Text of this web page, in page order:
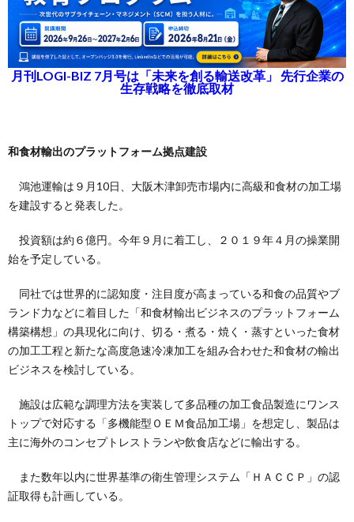
月刊LOGI-BIZ 7月号は「未来を創る輸送改革」 先行企業の
生存戦略を徹底取材
和食材輸出のプラットフォーム拠点建設
鴻池運輸は９月10日、大阪木津卸売市場内に高級和食材の加工場
を建設すると発表した。
投資額は約６億円。今年９月に着工し、２０１９年４月の操業開
始を予定している。
同社では世界的に認知度・注目度が高まっている和食の品質やブ
ランド力などに着目した「和食材輸出ビジネスのプラットフォーム
構築構想」の具現化に向け、切る・煮る・焼く・蒸すといった食材
の加工工程と新たな高度急速冷凍加工を組み合わせた和食材の輸出
ビジネスを検討している。
施設は広範な調理方法を実装して多品種の加工食品製造にワンス
トップで対応する「多機能型ＯＥＭ食品加工場」を想定し、製品は
主に海外のコンセプトレストランや飲食店などに輸出する。
また数年以内に世界基準の衛生管理システム「ＨＡＣＣＰ」の認
証取得も計画している。